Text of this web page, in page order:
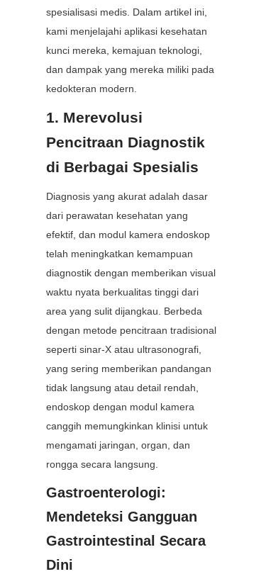
spesialisasi medis. Dalam artikel ini,
kami menjelajahi aplikasi kesehatan
kunci mereka, kemajuan teknologi,
dan dampak yang mereka miliki pada
kedokteran modern.
1. Merevolusi
Pencitraan Diagnostik
di Berbagai Spesialis
Diagnosis yang akurat adalah dasar
dari perawatan kesehatan yang
efektif, dan modul kamera endoskop
telah meningkatkan kemampuan
diagnostik dengan memberikan visual
waktu nyata berkualitas tinggi dari
area yang sulit dijangkau. Berbeda
dengan metode pencitraan tradisional
seperti sinar-X atau ultrasonografi,
yang sering memberikan pandangan
tidak langsung atau detail rendah,
endoskop dengan modul kamera
canggih memungkinkan klinisi untuk
mengamati jaringan, organ, dan
rongga secara langsung.
Gastroenterologi:
Mendeteksi Gangguan
Gastrointestinal Secara
Dini